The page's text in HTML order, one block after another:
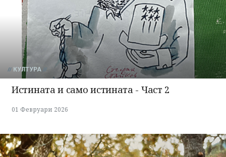
КУЛТУРА
Истината и само истината - Част 2
01 Февруари 2026